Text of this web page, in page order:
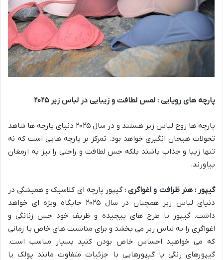
پارچه های رویایی : لمس لطافت و زیبایی در لباس زیر۲۰۲۵
پارچه ها روح لباس زیر هستند و در سال ۲۰۲۵ دنیای پارچه ها شاهد
تحولات هیجان انگیزی خواهد بود. تمرکز بر پارچه هایی است که نه
تنها زیبا و جذاب باشند بلکه حس لطافت و راحتی را نیز به ارمغان
بیاورند.
گیپور : هنر ظرافت و اغواگری :گیپور پارچه ای کلاسیک و همیشگی در
دنیای لباس زیر همچنان در سال ۲۰۲۵ جایگاه ویژه ای خواهد
داشت. گیپور با طرح های پیچیده و ظریف خود حس زنانگی و
اغواگری را به لباس زیر می بخشد و برای مناسبت های خاص یا زمانی
که می خواهید احساس خاص بودن کنید بسیار مناسب است.
گیپورهای رنگی یا گیپورهایی با جزئیات متفاوت مانند پولک یا